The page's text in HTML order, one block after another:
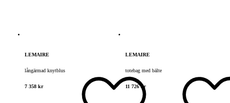
LEMAIRE
långärmad knytblus
7 358 kr
LEMAIRE
totebag med bälte
11 726 kr